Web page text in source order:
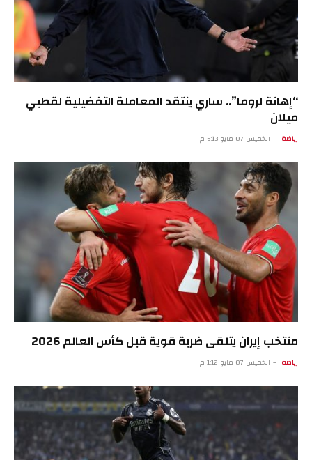
“إهانة لروما”.. ساري ينتقد المعاملة التفضيلية لقطبي
ميلان
رياضة الخميس 07 مايو 6:13 م
منتخب إيران يتلقى ضربة قوية قبل كأس العالم 2026
رياضة الخميس 07 مايو 1:12 م